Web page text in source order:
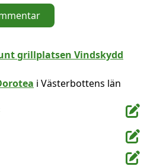
i Västerbottens län